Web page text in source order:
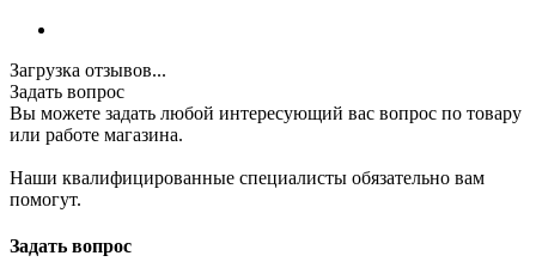
Загрузка отзывов...
Задать вопрос
Вы можете задать любой интересующий вас вопрос по товару
или работе магазина.
Наши квалифицированные специалисты обязательно вам
помогут.
Задать вопрос